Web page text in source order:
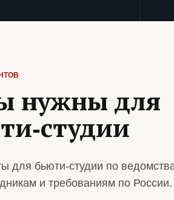
нужны для
студии
для бьюти-студии по
и требованиям по России.